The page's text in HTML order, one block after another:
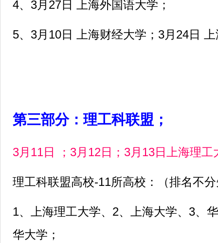
4、3月27日 上海外国语大学；
5、3月10日 上海财经大学；3月24日
第三部分：理工科联盟；
3月11日 ；3月12日；3月13日上海理工
理工科联盟高校-11所高校：（排名不
1、上海理工大学、2、上海大学、3、
华大学；